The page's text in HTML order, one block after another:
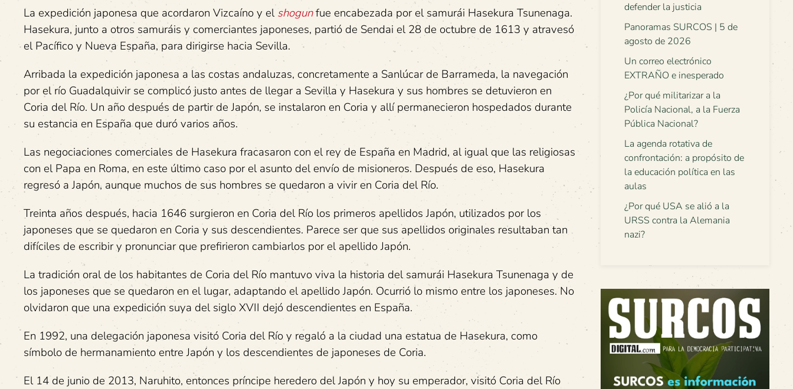
La expedición japonesa que acordaron Vizcaíno y elshogunfue encabezada por el samurái Hasekura Tsunenaga.
Hasekura, junto a otros samuráis y comerciantes japoneses, partió de Sendai el 28 de octubre de 1613 y atravesó
el Pacífico y Nueva España, para dirigirse hacia Sevilla.
Arribada la expedición japonesa a las costas andaluzas, concretamente a Sanlúcar de Barrameda, la navegación
por el río Guadalquivir se complicó justo antes de llegar a Sevilla y Hasekura y sus hombres se detuvieron en
Coria del Río. Un año después de partir de Japón, se instalaron en Coria y allí permanecieron hospedados durante
su estancia en España que duró varios años.
Las negociaciones comerciales de Hasekura fracasaron con el rey de España en Madrid, al igual que las religiosas
con el Papa en Roma, en este último caso por el asunto del envío de misioneros. Después de eso, Hasekura
regresó a Japón, aunque muchos de sus hombres se quedaron a vivir en Coria del Río.
Treinta años después, hacia 1646 surgieron en Coria del Río los primeros apellidos Japón, utilizados por los
japoneses que se quedaron en Coria y sus descendientes. Parece ser que sus apellidos originales resultaban tan
difíciles de escribir y pronunciar que prefirieron cambiarlos por el apellido Japón.
La tradición oral de los habitantes de Coria del Río mantuvo viva la historia del samurái Hasekura Tsunenaga y de
los japoneses que se quedaron en el lugar, adaptando el apellido Japón. Ocurrió lo mismo entre los japoneses. No
olvidaron que una expedición suya del siglo XVII dejó descendientes en España.
En 1992, una delegación japonesa visitó Coria del Río y regaló a la ciudad una estatua de Hasekura, como
símbolo de hermanamiento entre Japón y los descendientes de japoneses de Coria.
El 14 de junio de 2013, Naruhito, entonces príncipe heredero del Japón y hoy su emperador, visitó Coria del Río
defender la justicia
Panoramas SURCOS | 5 de
agosto de 2026
Un correo electrónico
EXTRAÑO e inesperado
¿Por qué militarizar a la
Policía Nacional, a la Fuerza
Pública Nacional?
La agenda rotativa de
confrontación: a propósito de
la educación política en las
aulas
¿Por qué USA se alió a la
URSS contra la Alemania
nazi?